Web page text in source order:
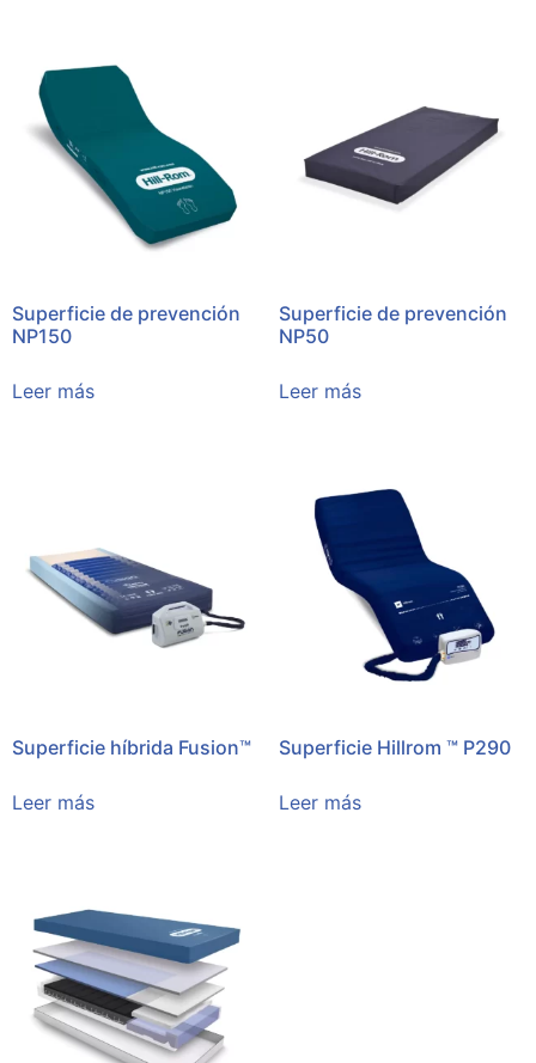
Superficie de prevención
NP150
Leer más
Superficie de prevención
NP50
Leer más
Superficie híbrida Fusion™
Leer más
Superficie Hillrom ™ P290
Leer más